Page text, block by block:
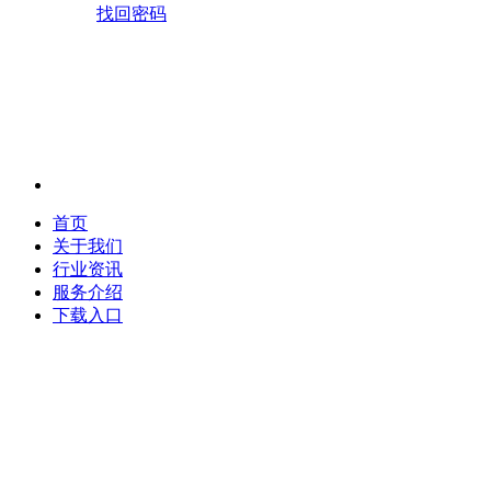
找回密码
首页
关于我们
行业资讯
服务介绍
下载入口